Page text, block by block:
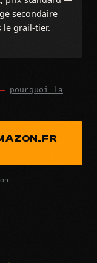
secondaire
le grail-tier.
pourquoi la